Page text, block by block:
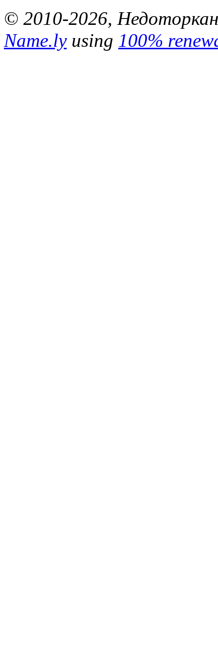
© 2010-2026,
Name.lyusing 100%